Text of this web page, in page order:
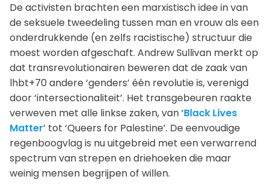
De activisten brachten een marxistisch idee in van
de seksuele tweedeling tussen man en vrouw als een
onderdrukkende (en zelfs racistische) structuur die
moest worden afgeschaft. Andrew Sullivan merkt op
dat transrevolutionairen beweren dat de zaak van
lhbt+70 andere ‘genders’ één revolutie is, verenigd
door ‘intersectionaliteit’. Het transgebeuren raakte
verweven met alle linkse zaken, van ‘Black Lives
Matter’ tot ‘Queers for Palestine’. De eenvoudige
regenboogvlag is nu uitgebreid met een verwarrend
spectrum van strepen en driehoeken die maar
weinig mensen begrijpen of willen.